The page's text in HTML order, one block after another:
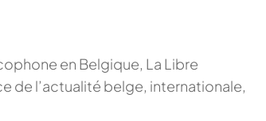
en Belgique, La Libre
de l’actualité belge, internationale,